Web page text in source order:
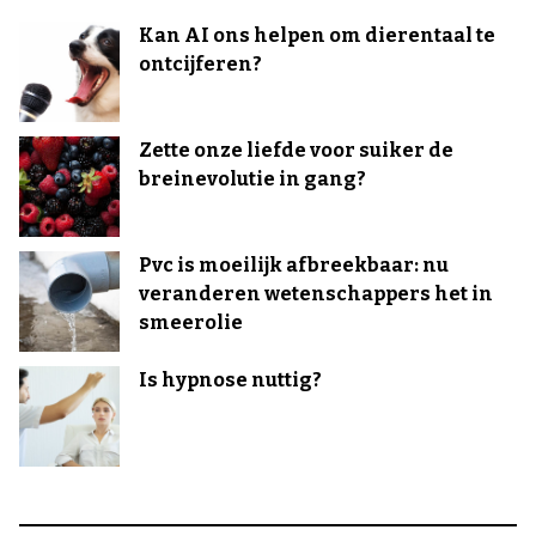
Kan AI ons helpen om dierentaal te
ontcijferen?
Zette onze liefde voor suiker de
breinevolutie in gang?
Pvc is moeilijk afbreekbaar: nu
veranderen wetenschappers het in
smeerolie
Is hypnose nuttig?